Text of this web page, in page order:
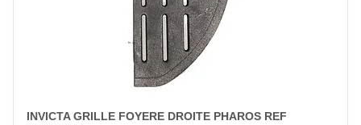
INVICTA GRILLE FOYERE DROITE PHAROS REF